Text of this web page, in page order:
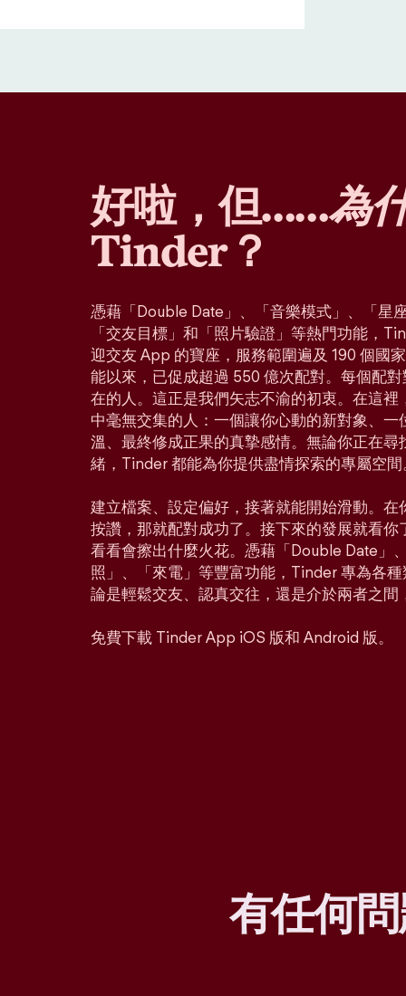
好啦，但……為
Tinder？
憑藉「Double Date」、「音樂模式」、「星
「交友目標」和「照片驗證」等熱門功能，
迎交友 App 的寶座，服務範圍遍及 190 個國
能以來，已促成超過 550 億次配對。每個配
在的人。這正是我們矢志不渝的初衷。在這
中毫無交集的人：一個讓你心動的新對象、
溫、最終修成正果的真摯感情。無論你正在
緒，Tinder 都能為你提供盡情探索的專屬空間
建立檔案、設定偏好，接著就能開始滑動。
按讚，那就配對成功了。接下來的發展就看
看看會擦出什麼火花。憑藉「Double Date」
照」、「來電」等豐富功能，Tinder 專為各
論是輕鬆交友、認真交往，還是介於兩者之間
免費下載 Tinder App iOS 版和 Android 版。
有任何